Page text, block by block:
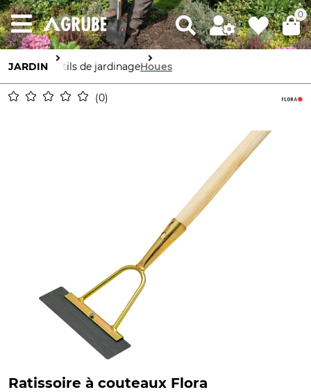
0
JARDIN Outils de jardinageHoues
0
Ratissoire à couteaux Flora